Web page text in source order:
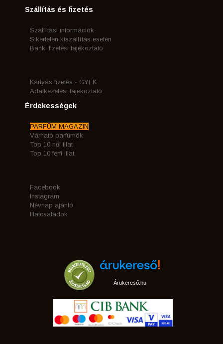
Szállítás és fizetés
Szállítási információk
Sikertelen kiszállítás esetén
Banki fizetési tájékoztató
Kártyás fizetés - GYFK
Adatkezelési tájékoztató
Érdekességek
PARFÜM MAGAZIN
Várható parfümök
Top 10 női illat
Top 10 férfi illat
Facebook
Instagram
Névnap ajánló
Illatcsaládok
Árukereső.hu